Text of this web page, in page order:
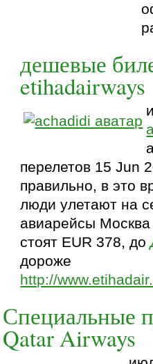
дешевые
etihadairways
перелетов 15 Jun
правильно, в это
люди улетают на
авиарейсы
стоят EUR 378, до
дороже
http://
Специальные
Qatar Airways